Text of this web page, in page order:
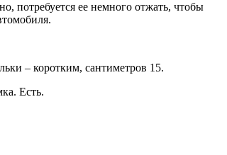
потребуется ее немного отжать, чтобы
– коротким, сантиметров 15.
Есть.